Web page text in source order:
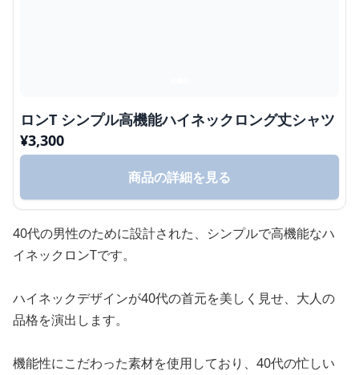
ロンT シンプル高機能ハイネックロング丈シャツ
¥3,300
商品の詳細を見る
40代の男性のために設計された、シンプルで高機能なハ
イネックロンTです。
ハイネックデザインが40代の首元を美しく見せ、大人の
品格を演出します。
機能性にこだわった素材を使用しており、40代の忙しい